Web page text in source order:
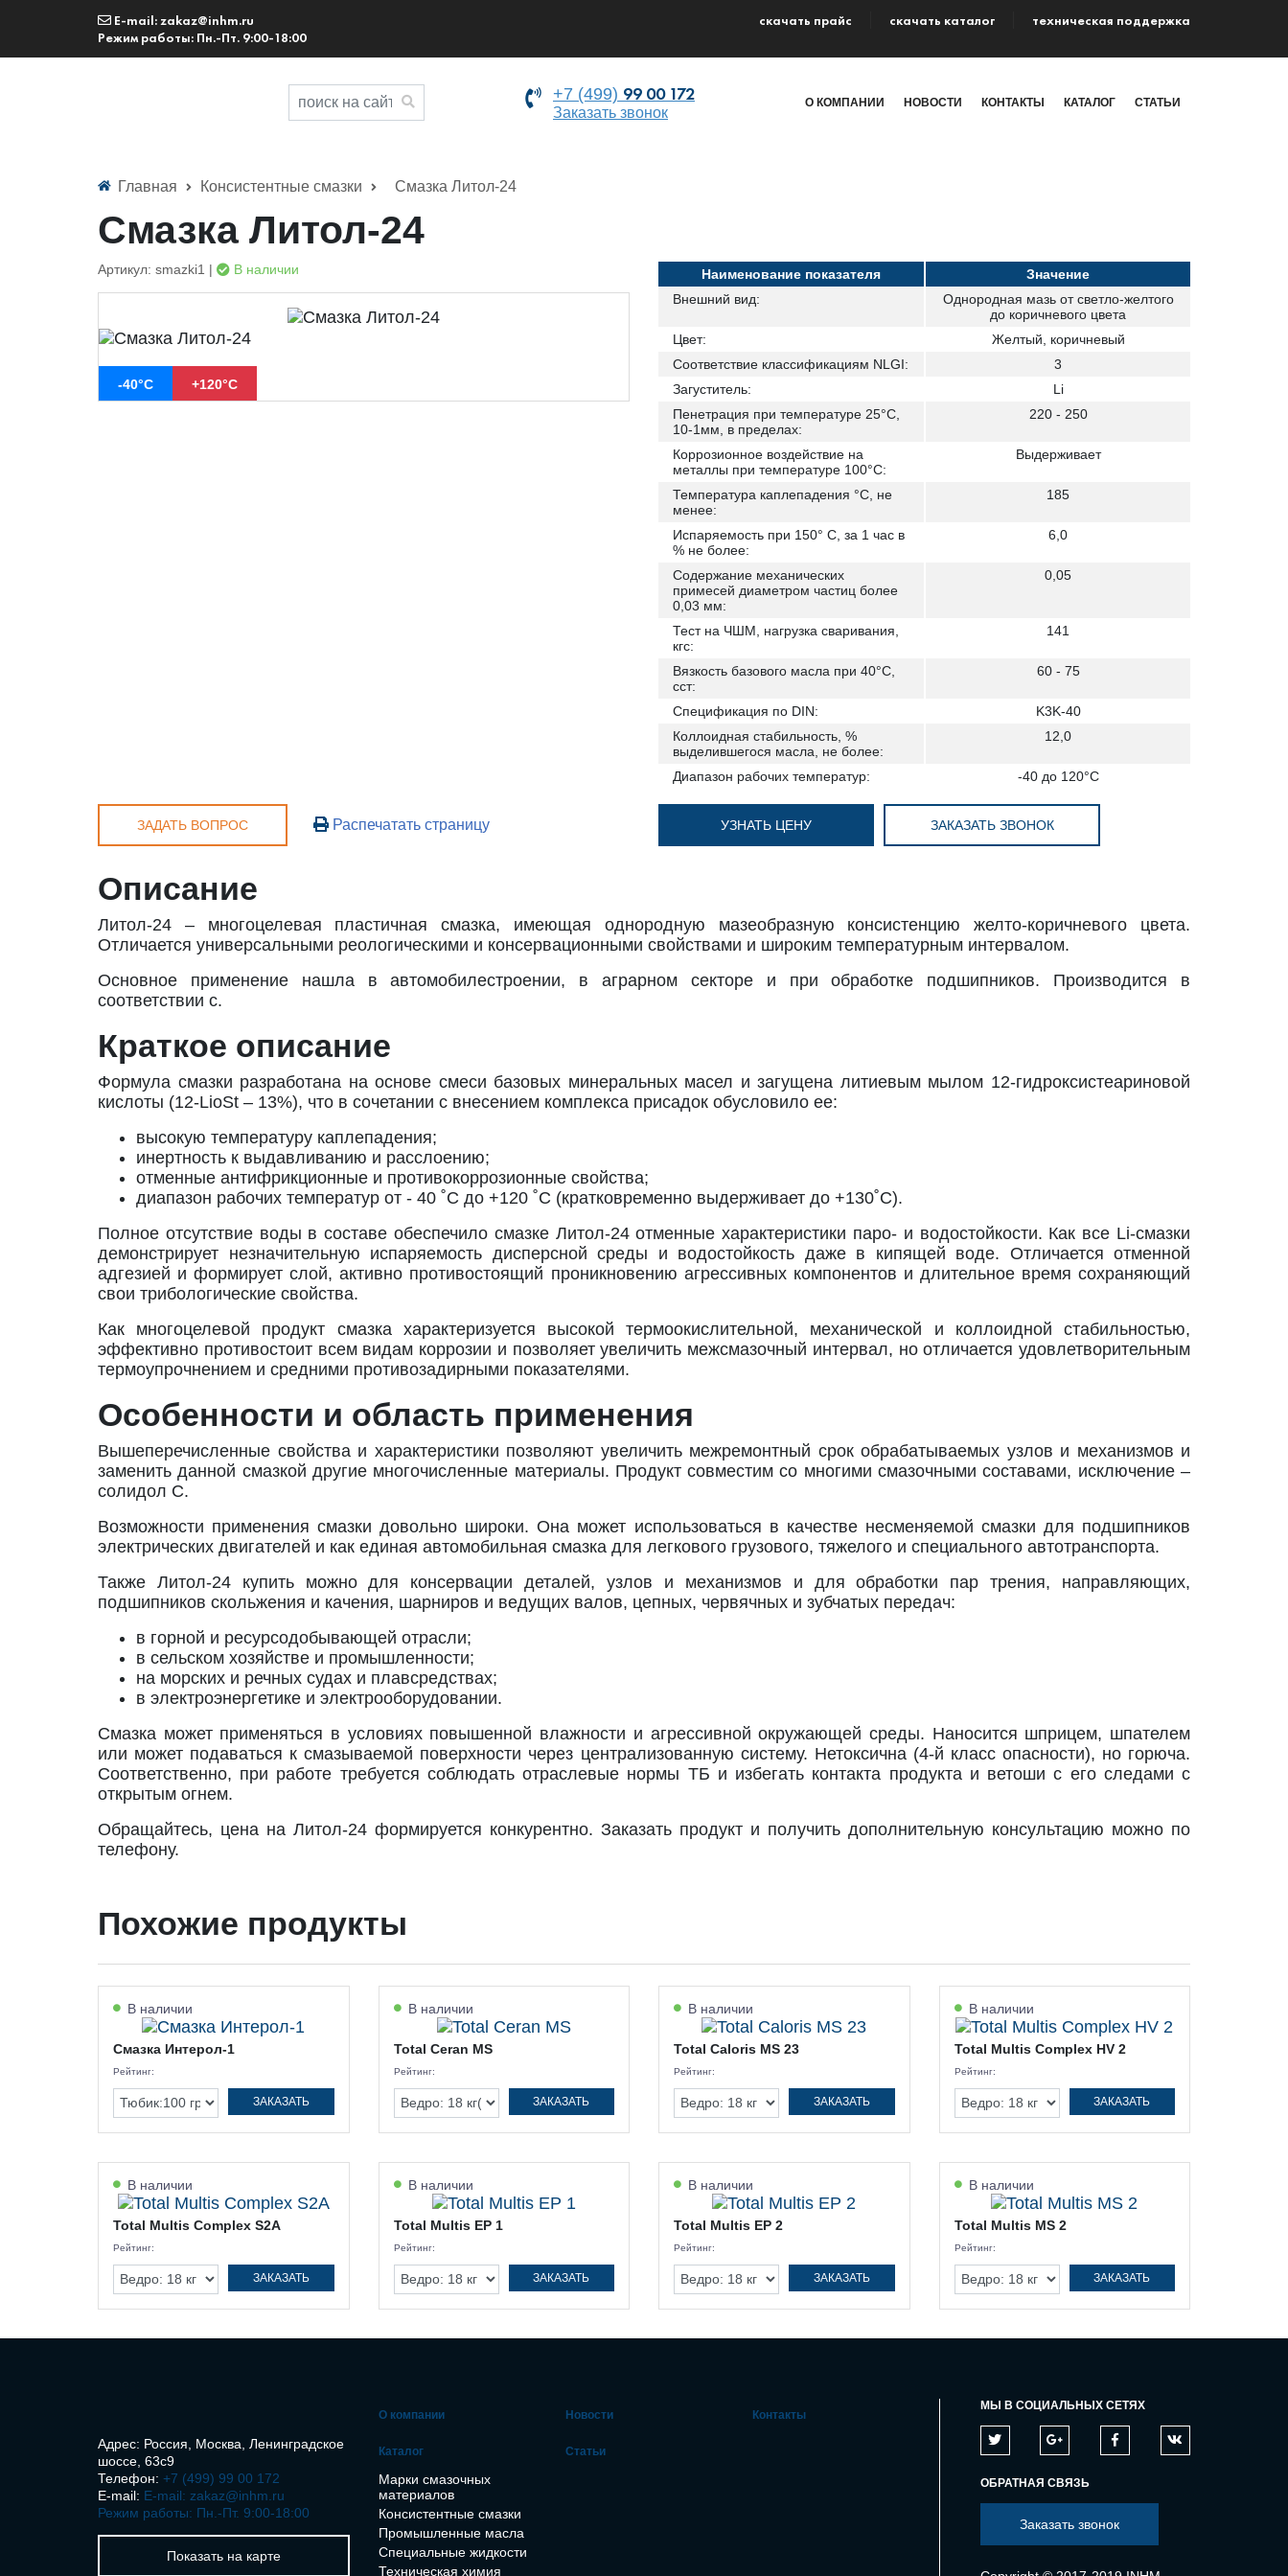
E-mail: zakaz@inhm.ru
Режим работы: Пн.-Пт. 9:00-18:00
cкачать прайс cкачать каталог техническая поддержка
+7 (499) 99 00 172
Заказать звонок
О КОМПАНИИ НОВОСТИ КОНТАКТЫ КАТАЛОГ СТАТЬИ
Главная Консистентные смазки Смазка Литол-24
Смазка Литол-24
Артикул: smazki1 | В наличии
-40°С +120°С
Наименование показателя
Значение
Внешний вид:
Однородная мазь от светло-желтого
до коричневого цвета
Цвет:
Желтый, коричневый
Соответствие классификациям NLGI:
3
Загуститель:
Li
Пенетрация при температуре 25°С,
10-1мм, в пределах:
220 - 250
Коррозионное воздействие на
металлы при температуре 100°С:
Выдерживает
Температура каплепадения °С, не
менее:
185
Испаряемость при 150° С, за 1 час в
% не более:
6,0
Содержание механических
примесей диаметром частиц более
0,03 мм:
0,05
Тест на ЧШМ, нагрузка сваривания,
кгс:
141
Вязкость базового масла при 40°C,
сст:
60 - 75
Спецификация по DIN:
K3K-40
Коллоидная стабильность, %
выделившегося масла, не более:
12,0
Диапазон рабочих температур: -40 до 120°С
УЗНАТЬ ЦЕНУ ЗАКАЗАТЬ ЗВОНОК
ЗАДАТЬ ВОПРОС Распечатать страницу
Описание
Литол-24 – многоцелевая пластичная смазка, имеющая однородную мазеобразную консистенцию желто-коричневого цвета.
Отличается универсальными реологическими и консервационными свойствами и широким температурным интервалом.
Основное применение нашла в автомобилестроении, в аграрном секторе и при обработке подшипников. Производится в
соответствии с.
Краткое описание
Формула смазки разработана на основе смеси базовых минеральных масел и загущена литиевым мылом 12-гидроксистеариновой
кислоты (12-LioSt – 13%), что в сочетании с внесением комплекса присадок обусловило ее:
высокую температуру каплепадения;
инертность к выдавливанию и расслоению;
отменные антифрикционные и противокоррозионные свойства;
диапазон рабочих температур от - 40 ˚С до +120 ˚С (кратковременно выдерживает до +130˚С).
Полное отсутствие воды в составе обеспечило смазке Литол-24 отменные характеристики паро- и водостойкости. Как все Li-смазки
демонстрирует незначительную испаряемость дисперсной среды и водостойкость даже в кипящей воде. Отличается отменной
адгезией и формирует слой, активно противостоящий проникновению агрессивных компонентов и длительное время сохраняющий
свои трибологические свойства.
Как многоцелевой продукт смазка характеризуется высокой термоокислительной, механической и коллоидной стабильностью,
эффективно противостоит всем видам коррозии и позволяет увеличить межсмазочный интервал, но отличается удовлетворительным
термоупрочнением и средними противозадирными показателями.
Особенности и область применения
Вышеперечисленные свойства и характеристики позволяют увеличить межремонтный срок обрабатываемых узлов и механизмов и
заменить данной смазкой другие многочисленные материалы. Продукт совместим со многими смазочными составами, исключение –
солидол С.
Возможности применения смазки довольно широки. Она может использоваться в качестве несменяемой смазки для подшипников
электрических двигателей и как единая автомобильная смазка для легкового грузового, тяжелого и специального автотранспорта.
Также Литол-24 купить можно для консервации деталей, узлов и механизмов и для обработки пар трения, направляющих,
подшипников скольжения и качения, шарниров и ведущих валов, цепных, червячных и зубчатых передач:
в горной и ресурсодобывающей отрасли;
в сельском хозяйстве и промышленности;
на морских и речных судах и плавсредствах;
в электроэнергетике и электрооборудовании.
Смазка может применяться в условиях повышенной влажности и агрессивной окружающей среды. Наносится шприцем, шпателем
или может подаваться к смазываемой поверхности через централизованную систему. Нетоксична (4-й класс опасности), но горюча.
Соответственно, при работе требуется соблюдать отраслевые нормы ТБ и избегать контакта продукта и ветоши с его следами с
открытым огнем.
Обращайтесь, цена на Литол-24 формируется конкурентно. Заказать продукт и получить дополнительную консультацию можно по
телефону.
Похожие продукты
В наличии
Смазка Интерол-1
Рейтинг:
ЗАКАЗАТЬ
В наличии
Total Ceran MS
Рейтинг:
ЗАКАЗАТЬ
В наличии
Total Caloris MS 23
Рейтинг:
ЗАКАЗАТЬ
В наличии
Total Multis Complex HV 2
Рейтинг:
ЗАКАЗАТЬ
В наличии
Total Multis Complex S2A
Рейтинг:
ЗАКАЗАТЬ
В наличии
Total Multis EP 1
Рейтинг:
ЗАКАЗАТЬ
В наличии
Total Multis EP 2
Рейтинг:
ЗАКАЗАТЬ
В наличии
Total Multis MS 2
Рейтинг:
ЗАКАЗАТЬ
Адрес: Россия, Москва, Ленинградское
шоссе, 63с9
Телефон: +7 (499) 99 00 172
E-mail: E-mail: zakaz@inhm.ru
Режим работы: Пн.-Пт. 9:00-18:00
Показать на карте
О компании Новости Контакты
Каталог
Марки смазочных
материалов
Консистентные смазки
Промышленные масла
Специальные жидкости
Техническая химия
Статьи
МЫ В СОЦИАЛЬНЫХ СЕТЯХ
ОБРАТНАЯ СВЯЗЬ
Заказать звонок